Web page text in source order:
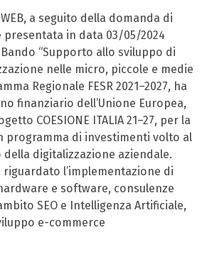
WEB, a seguito della domanda di
presentata in data 03/05/2024
“Supporto allo sviluppo di
nelle micro, piccole e medie
Regionale FESR 2021–2027, ha
finanziario dell’Unione Europea,
COESIONE ITALIA 21–27, per la
programma di investimenti volto al
digitalizzazione aziendale.
riguardato l’implementazione di
e software, consulenze
SEO e Intelligenza Artificiale,
e-commerce